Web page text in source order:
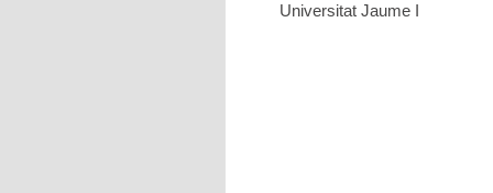
Universitat Jaume I